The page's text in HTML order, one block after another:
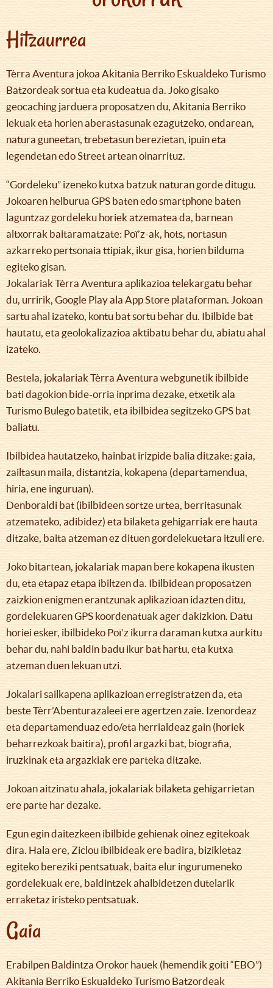
Hitzaurrea
Tèrra Aventura jokoa Akitania Berriko Eskualdeko Turismo
Batzordeak sortua eta kudeatua da. Joko gisako
geocaching jarduera proposatzen du, Akitania Berriko
lekuak eta horien aberastasunak ezagutzeko, ondarean,
natura guneetan, trebetasun berezietan, ipuin eta
legendetan edo Street artean oinarrituz.
“Gordeleku” izeneko kutxa batzuk naturan gorde ditugu.
Jokoaren helburua GPS baten edo smartphone baten
laguntzaz gordeleku horiek atzematea da, barnean
altxorrak baitaramatzate: Poï’z-ak, hots, nortasun
azkarreko pertsonaia ttipiak, ikur gisa, horien bilduma
egiteko gisan.
Jokalariak Tèrra Aventura aplikazioa telekargatu behar
du, urririk, Google Play ala App Store plataforman. Jokoan
sartu ahal izateko, kontu bat sortu behar du. Ibilbide bat
hautatu, eta geolokalizazioa aktibatu behar du, abiatu ahal
izateko.
Bestela, jokalariak Tèrra Aventura webgunetik ibilbide
bati dagokion bide-orria inprima dezake, etxetik ala
Turismo Bulego batetik, eta ibilbidea segitzeko GPS bat
baliatu.
Ibilbidea hautatzeko, hainbat irizpide balia ditzake: gaia,
zailtasun maila, distantzia, kokapena (departamendua,
hiria, ene inguruan).
Denboraldi bat (ibilbideen sortze urtea, berritasunak
atzemateko, adibidez) eta bilaketa gehigarriak ere hauta
ditzake, baita atzeman ez dituen gordelekuetara itzuli ere.
Joko bitartean, jokalariak mapan bere kokapena ikusten
du, eta etapaz etapa ibiltzen da. Ibilbidean proposatzen
zaizkion enigmen erantzunak aplikazioan idazten ditu,
gordelekuaren GPS koordenatuak ager dakizkion. Datu
horiei esker, ibilbideko Poï’z ikurra daraman kutxa aurkitu
behar du, nahi baldin badu ikur bat hartu, eta kutxa
atzeman duen lekuan utzi.
Jokalari sailkapena aplikazioan erregistratzen da, eta
beste Tèrr’Abenturazaleei ere agertzen zaie. Izenordeaz
eta departamenduaz edo/eta herrialdeaz gain (horiek
beharrezkoak baitira), profil argazki bat, biografia,
iruzkinak eta argazkiak ere parteka ditzake.
Jokoan aitzinatu ahala, jokalariak bilaketa gehigarrietan
ere parte har dezake.
Egun egin daitezkeen ibilbide gehienak oinez egitekoak
dira. Hala ere, Ziclou ibilbideak ere badira, bizikletaz
egiteko bereziki pentsatuak, baita elur ingurumeneko
gordelekuak ere, baldintzek ahalbidetzen dutelarik
erraketaz iristeko pentsatuak.
Gaia
Erabilpen Baldintza Orokor hauek (hemendik goiti “EBO”)
Akitania Berriko Eskualdeko Turismo Batzordeak